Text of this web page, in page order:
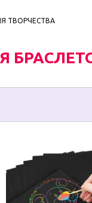
ТВОРЧЕСТВА